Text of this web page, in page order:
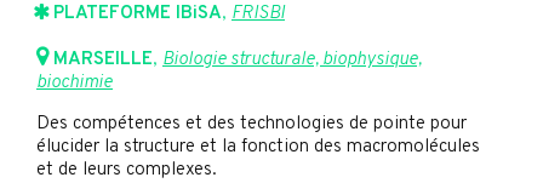
PLATEFORME IBiSA, FRISBI
MARSEILLE, Biologie structurale, biophysique,
biochimie
Des compétences et des technologies de pointe pour
élucider la structure et la fonction des macromolécules
et de leurs complexes.